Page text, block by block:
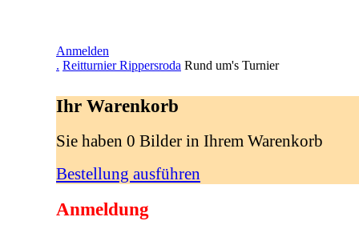
Anmelden
. Reitturnier Rippersroda Rund um's Turnier
Ihr Warenkorb
Sie haben 0 Bilder in Ihrem Warenkorb
Bestellung ausführen
Anmeldung